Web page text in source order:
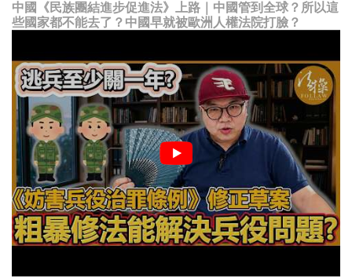
中國《民族團結進步促進法》上路｜中國管到全球？所以這
些國家都不能去了？中國早就被歐洲人權法院打臉？